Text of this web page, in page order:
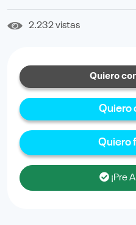
2.232 vistas
Quiero
Quiero
¡Pre